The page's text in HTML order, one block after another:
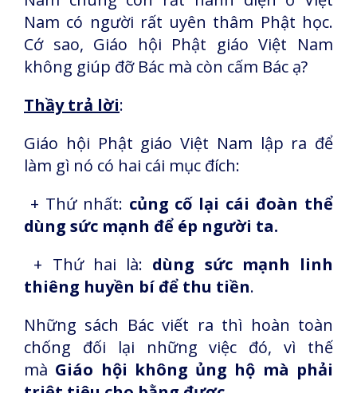
Nam có người rất uyên thâm Phật học.
Cớ sao, Giáo hội Phật giáo Việt Nam
không giúp đỡ Bác mà còn cấm Bác ạ?
Thầy trả lời:
Giáo hội Phật giáo Việt Nam lập ra để
làm gì nó có hai cái mục đích:
+ Thứ nhất: củng cố lại cái đoàn thể
dùng sức mạnh để ép người ta.
+ Thứ hai là: dùng sức mạnh linh
thiêng huyền bí để thu tiền.
Những sách Bác viết ra thì hoàn toàn
chống đối lại những việc đó, vì thế
mà Giáo hội không ủng hộ mà phải